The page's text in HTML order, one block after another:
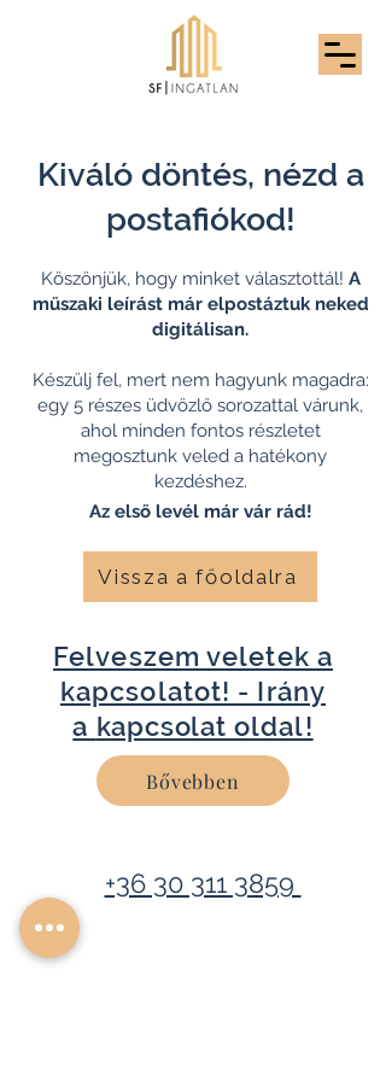
Kiváló döntés, nézd a
postafiókod!
Köszönjük, hogy minket választottál! A
műszaki leírást már elpostáztuk neked
digitálisan.
Készülj fel, mert nem hagyunk magadra:
egy 5 részes üdvözlő sorozattal várunk,
ahol minden fontos részletet
megosztunk veled a hatékony
kezdéshez.
Az első levél már vár rád!
Vissza a főoldalra
Felveszem veletek a
kapcsolatot! - Irány
a kapcsolat oldal!
Bővebben
+36 30 311 3859